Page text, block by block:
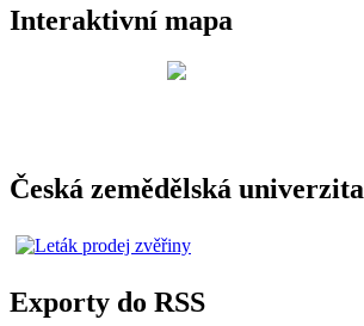
Interaktivní mapa
Česká zemědělská univerzita
Exporty do RSS